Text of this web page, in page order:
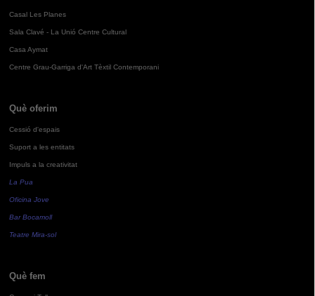
Casal Les Planes
Sala Clavé - La Unió Centre Cultural
Casa Aymat
Centre Grau-Garriga d'Art Tèxtil Contemporani
Què oferim
Cessió d'espais
Suport a les entitats
Impuls a la creativitat
La Pua
Oficina Jove
Bar Bocamoll
Teatre Mira-sol
Què fem